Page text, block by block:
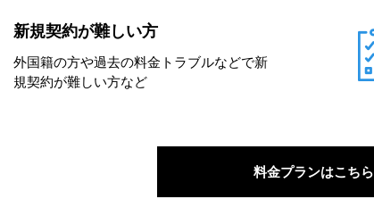
新規契約が難しい方
外国籍の方や過去の料金トラブルなどで新
規契約が難しい方など
料金プランはこちら